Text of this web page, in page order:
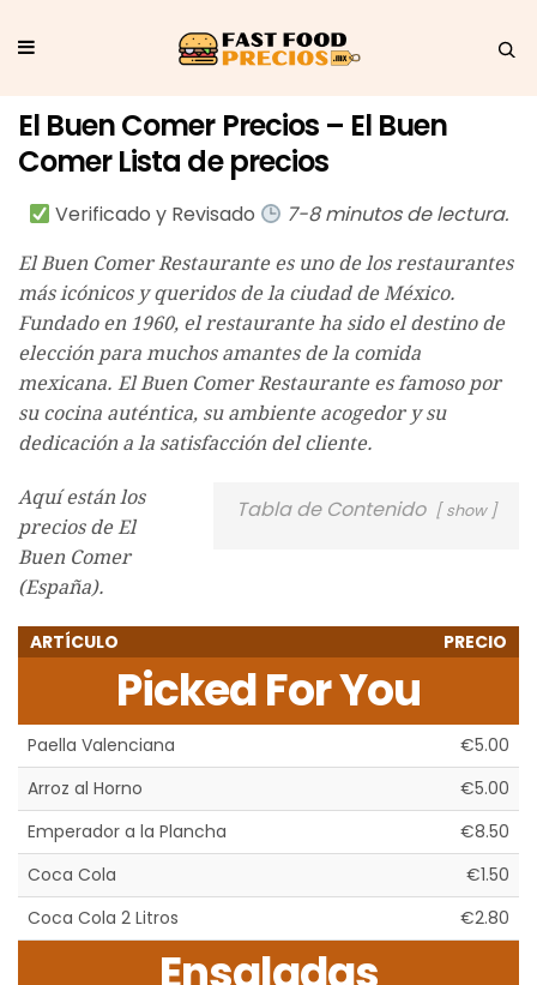
El Buen Comer Precios – El Buen
Comer Lista de precios
Verificado y Revisado 7-8 minutos de lectura.
El Buen Comer Restaurante es uno de los restaurantes
más icónicos y queridos de la ciudad de México.
Fundado en 1960, el restaurante ha sido el destino de
elección para muchos amantes de la comida
mexicana. El Buen Comer Restaurante es famoso por
su cocina auténtica, su ambiente acogedor y su
dedicación a la satisfacción del cliente.
Tabla de Contenido show
Aquí están los
precios de El
Buen Comer
(España).
ARTÍCULO PRECIO
Picked For You
Paella Valenciana
€5.00
Arroz al Horno
€5.00
Emperador a la Plancha
€8.50
Coca Cola
€1.50
Coca Cola 2 Litros
€2.80